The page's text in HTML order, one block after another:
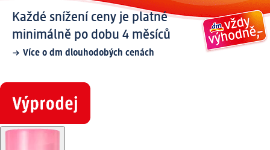
Každé snížení ceny je platné
minimálně po dobu 4 měsíců
Více o dm dlouhodobých cenách